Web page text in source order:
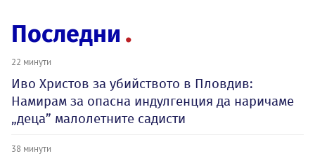
Последни
22 минути
Иво Христов за убийството в Пловдив:
Намирам за опасна индулгенция да наричаме
„деца” малолетните садисти
38 минути